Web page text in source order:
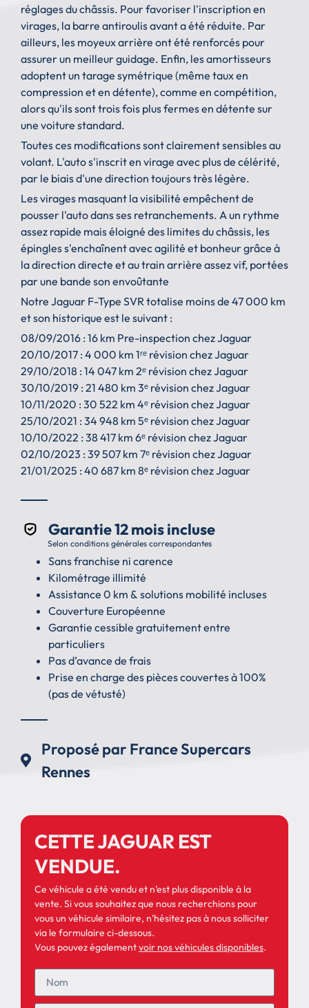
réglages du châssis. Pour favoriser l'inscription en
virages, la barre antiroulis avant a été réduite. Par
ailleurs, les moyeux arrière ont été renforcés pour
assurer un meilleur guidage. Enfin, les amortisseurs
adoptent un tarage symétrique (même taux en
compression et en détente), comme en compétition,
alors qu'ils sont trois fois plus fermes en détente sur
une voiture standard.
Toutes ces modifications sont clairement sensibles au
volant. L'auto s'inscrit en virage avec plus de célérité,
par le biais d'une direction toujours très légère.
Les virages masquant la visibilité empêchent de
pousser l'auto dans ses retranchements. A un rythme
assez rapide mais éloigné des limites du châssis, les
épingles s'enchaînent avec agilité et bonheur grâce à
la direction directe et au train arrière assez vif, portées
par une bande son envoûtante
Notre Jaguar F-Type SVR totalise moins de 47 000 km
et son historique est le suivant :
08/09/2016 : 16 km Pre-inspection chez Jaguar
20/10/2017 : 4 000 km 1ʳᵉ révision chez Jaguar
29/10/2018 : 14 047 km 2ᵉ révision chez Jaguar
30/10/2019 : 21 480 km 3ᵉ révision chez Jaguar
10/11/2020 : 30 522 km 4ᵉ révision chez Jaguar
25/10/2021 : 34 948 km 5ᵉ révision chez Jaguar
10/10/2022 : 38 417 km 6ᵉ révision chez Jaguar
02/10/2023 : 39 507 km 7ᵉ révision chez Jaguar
21/01/2025 : 40 687 km 8ᵉ révision chez Jaguar
Garantie 12 mois incluse
Selon conditions générales correspondantes
Sans franchise ni carence
Kilométrage illimité
Assistance 0 km & solutions mobilité incluses
Couverture Européenne
Garantie cessible gratuitement entre
particuliers
Pas d’avance de frais
Prise en charge des pièces couvertes à 100%
(pas de vétusté)
Proposé par France Supercars
Rennes
CETTE JAGUAR EST
VENDUE.
Ce véhicule a été vendu et n’est plus disponible à la
vente. Si vous souhaitez que nous recherchions pour
vous un véhicule similaire, n’hésitez pas à nous solliciter
via le formulaire ci-dessous.
Vous pouvez égalementvoir nos véhicules disponibles.